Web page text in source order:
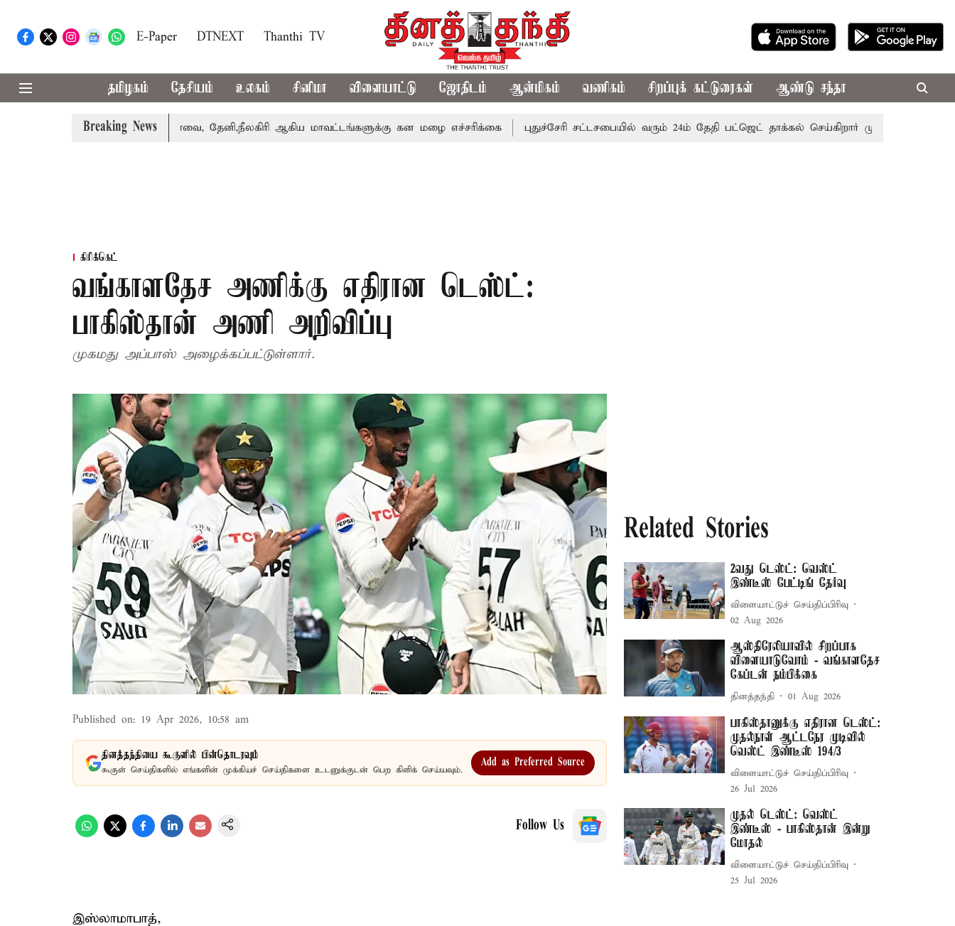
E-Paper DTNEXT Thanthi TV
தமிழகம் தேசியம் உலகம் சினிமா விளையாட்டு ஜோதிடம் ஆன்மிகம் வணிகம் சிறப்புக் கட்டுரைகள் ஆண்டு சந்தா
Breaking News
பெற்றார் சங்கீதா கோவை, தேனி,நீலகிரி ஆகிய மாவட்டங்களுக்கு கன மழை எச்சரிக்கை புதுச்சேரி சட்டசபையில் வரும் 24ம் தேதி பட்ஜெட் தாக்கல் செய்கிறார் முதல்-அமைச்சர் ரங்கசாமி
கிரிக்கெட்
வங்காளதேச அணிக்கு எதிரான டெஸ்ட்:
பாகிஸ்தான் அணி அறிவிப்பு
முகமது அப்பாஸ் அழைக்கப்பட்டுள்ளார்.
Published on: 19 Apr 2026, 10:58 am
தினத்தந்தியை கூகுளில் பின்தொடரவும்
கூகுள் செய்திகளில் எங்களின் முக்கியச் செய்திகளை உடனுக்குடன் பெற கிளிக் செய்யவும்.
Add as Preferred Source
Follow Us
இஸ்லாமாபாத்,
Related Stories
2வது டெஸ்ட்: வெஸ்ட்
இண்டீஸ் பேட்டிங் தேர்வு
விளையாட்டுச் செய்திப்பிரிவு
02 Aug 2026
ஆஸ்திரேலியாவில் சிறப்பாக
விளையாடுவோம் - வங்காளதேச
கேப்டன் நம்பிக்கை
தினத்தந்தி 01 Aug 2026
பாகிஸ்தானுக்கு எதிரான டெஸ்ட்:
முதல்நாள் ஆட்டநேர முடிவில்
வெஸ்ட் இண்டீஸ் 194/3
விளையாட்டுச் செய்திப்பிரிவு
26 Jul 2026
முதல் டெஸ்ட்: வெஸ்ட்
இண்டீஸ் - பாகிஸ்தான் இன்று
மோதல்
விளையாட்டுச் செய்திப்பிரிவு
25 Jul 2026